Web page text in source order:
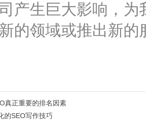
产生巨大影响，
的领域或推出新的
真正重要的排名因素
的SEO写作技巧